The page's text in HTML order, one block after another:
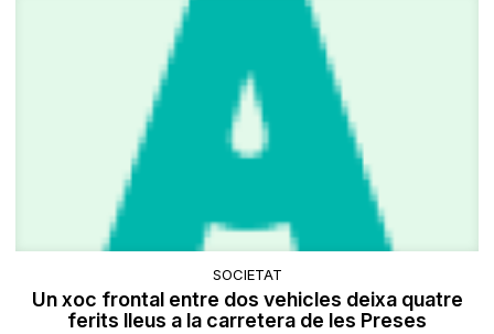
SOCIETAT
​Un xoc frontal entre dos vehicles deixa quatre
ferits lleus a la carretera de les Preses